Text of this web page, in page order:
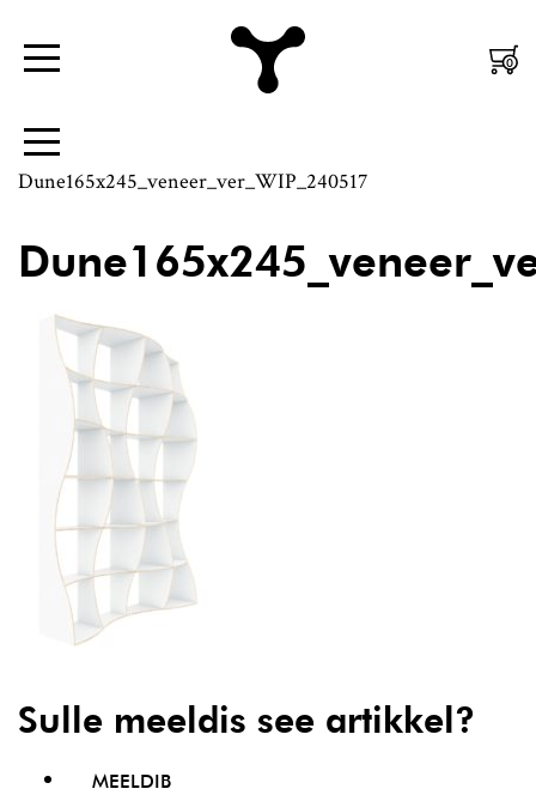
Jaanus
Mobiili
Menüü 0
Külgpaani
navigatsioon
Menüü
Dune165x245_veneer_ver_WIP_240517
Sulle meeldis see artikkel?
MEELDIB